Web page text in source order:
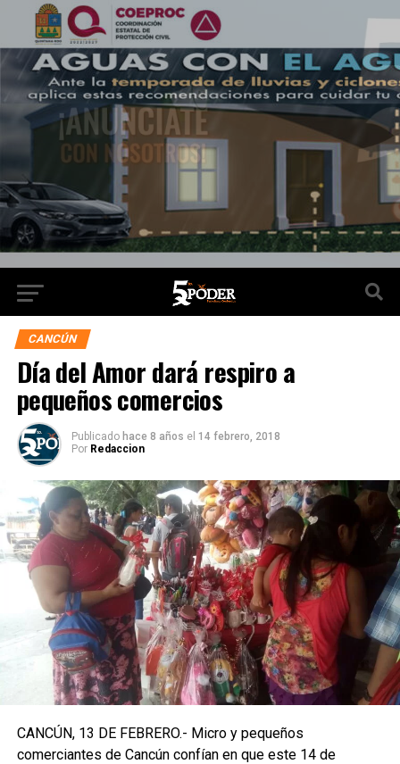
CANCÚN
Día del Amor dará respiro a
pequeños comercios
Publicado hace 8 años el 14 febrero, 2018
Por Redaccion
CANCÚN, 13 DE FEBRERO.- Micro y pequeños
comerciantes de Cancún confían en que este 14 de